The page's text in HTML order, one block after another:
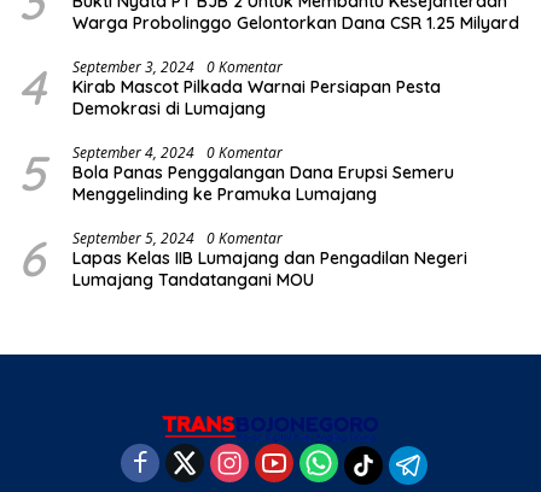
Warga Probolinggo Gelontorkan Dana CSR 1.25 Milyard
4 September 3, 2024 0 Komentar
Kirab Mascot Pilkada Warnai Persiapan Pesta
Demokrasi di Lumajang
5 September 4, 2024 0 Komentar
Bola Panas Penggalangan Dana Erupsi Semeru
Menggelinding ke Pramuka Lumajang
6 September 5, 2024 0 Komentar
Lapas Kelas IIB Lumajang dan Pengadilan Negeri
Lumajang Tandatangani MOU